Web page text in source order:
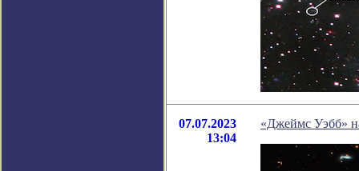
07.07.2023
13:04
«Джеймс Уэбб»